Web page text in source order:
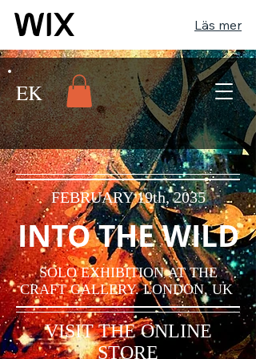
Läs mer